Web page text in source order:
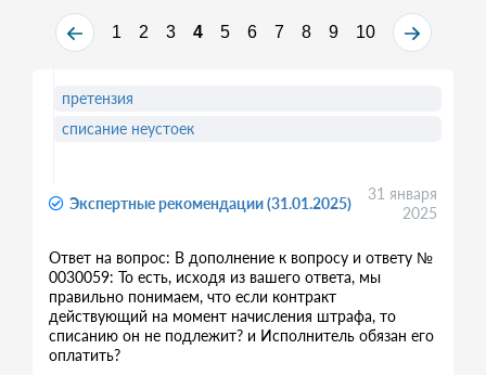
1 2 3 4 5 6 7 8 9 10
Экспертные рекомендации (31.01.2025)
31 января
2025
Ответ на вопрос: В дополнение к вопросу и ответу №
0030059: То есть, исходя из вашего ответа, мы
правильно понимаем, что если контракт
действующий на момент начисления штрафа, то
списанию он не подлежит? и Исполнитель обязан его
оплатить?
претензия
списание неустоек